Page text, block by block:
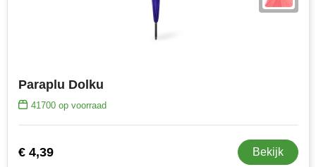
Paraplu Dolku
41700op voorraad
€ 4,39 Bekijk